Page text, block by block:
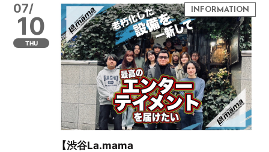
07/
10
THU
【渋谷La.mama